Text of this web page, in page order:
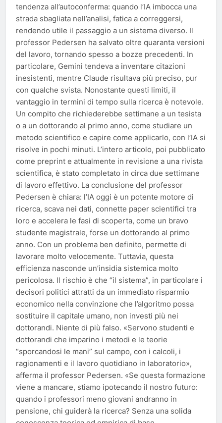
tendenza all’autoconferma: quando l’IA imbocca una
strada sbagliata nell’analisi, fatica a correggersi,
rendendo utile il passaggio a un sistema diverso. Il
professor Pedersen ha salvato oltre quaranta versioni
del lavoro, tornando spesso a bozze precedenti. In
particolare, Gemini tendeva a inventare citazioni
inesistenti, mentre Claude risultava più preciso, pur
con qualche svista. Nonostante questi limiti, il
vantaggio in termini di tempo sulla ricerca è notevole.
Un compito che richiederebbe settimane a un tesista
o a un dottorando al primo anno, come studiare un
metodo scientifico e capire come applicarlo, con l’IA si
risolve in pochi minuti. L’intero articolo, poi pubblicato
come preprint e attualmente in revisione a una rivista
scientifica, è stato completato in circa due settimane
di lavoro effettivo. La conclusione del professor
Pedersen è chiara: l’IA oggi è un potente motore di
ricerca, scava nei dati, connette paper scientifici tra
loro e accelera le fasi di scoperta, come un bravo
studente magistrale, forse un dottorando al primo
anno. Con un problema ben definito, permette di
lavorare molto velocemente. Tuttavia, questa
efficienza nasconde un’insidia sistemica molto
pericolosa. Il rischio è che “il sistema”, in particolare i
decisori politici attratti da un immediato risparmio
economico nella convinzione che l’algoritmo possa
sostituire il capitale umano, non investi più nei
dottorandi. Niente di più falso. «Servono studenti e
dottorandi che imparino i metodi e le teorie
“sporcandosi le mani” sul campo, con i calcoli, i
ragionamenti e il lavoro quotidiano in laboratorio»,
afferma il professor Pedersen. «Se questa formazione
viene a mancare, stiamo ipotecando il nostro futuro:
quando i professori meno giovani andranno in
pensione, chi guiderà la ricerca? Senza una solida